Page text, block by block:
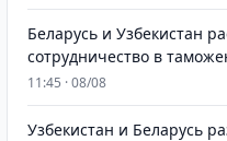
Беларусь и Узбекистан
сотрудничество в
11:45 · 08/08
Узбекистан и Беларусь